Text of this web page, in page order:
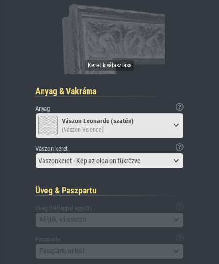
Anyag & Vakráma
Anyag
Vászon Leonardo (szatén)
(Vászon Velence)
Vászon keret
Vászonkeret - Kép az oldalon tükrözve
Üveg & Paszpartu
Üveg (hátlappal együtt)
Kérjük, válasszon
Paszpartu
Paszpartu nélkül